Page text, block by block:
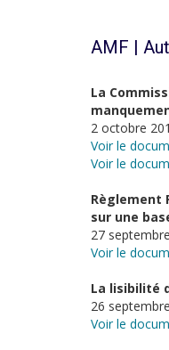
AMF |
La
2 octobre
Voir le
Voir le
Règlement
sur une
27
Voir le
La lisibilité
26
Voir le